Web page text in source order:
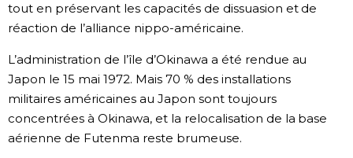
tout en préservant les capacités de dissuasion et de
réaction de l’alliance nippo-américaine.
L’administration de l’île d’Okinawa a été rendue au
Japon le 15 mai 1972. Mais 70 % des installations
militaires américaines au Japon sont toujours
concentrées à Okinawa, et la relocalisation de la base
aérienne de Futenma reste brumeuse.